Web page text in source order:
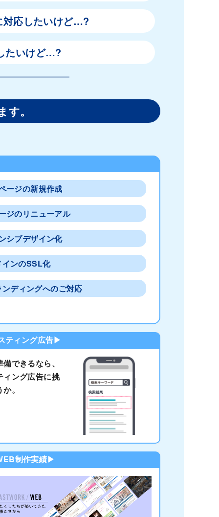
応したいけど…?
たいけど…?
。
ージの新規作成
ジのリニューアル
シブデザイン化
インのSSL化
ディングへのご対応
ティング広告▶
できるなら、
ィング広告に挑
。
制作実績▶